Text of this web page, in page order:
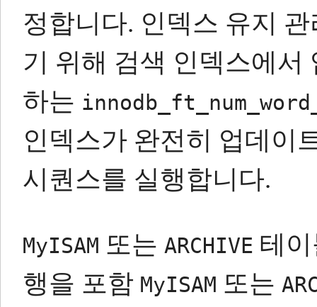
정합니다. 인덱스 유지
기 위해 검색 인덱스에서
하는
인덱스가 완전히 업데이
시퀀스를 실행합니다.
MyISAM 또는 ARCHIVE 테
행을 포함 MyISAM 또는